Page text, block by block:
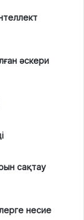
әскери
сақтау
несие